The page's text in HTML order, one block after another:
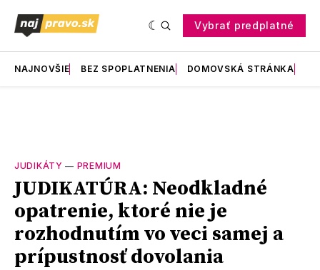
Vybrať predplatné
NAJNOVŠIE BEZ SPOPLATNENIA DOMOVSKÁ STRÁNKA
JUDIKÁTY — PREMIUM
JUDIKATÚRA: Neodkladné
opatrenie, ktoré nie je
rozhodnutím vo veci samej a
prípustnosť dovolania